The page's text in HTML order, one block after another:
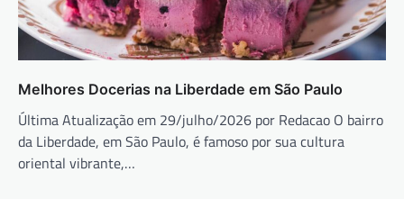
Melhores Docerias na Liberdade em São Paulo
Última Atualização em 29/julho/2026 por Redacao O bairro
da Liberdade, em São Paulo, é famoso por sua cultura
oriental vibrante,…